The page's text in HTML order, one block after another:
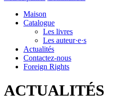
Maison
Catalogue
Les livres
Les auteur·e·s
Actualités
Contactez-nous
Foreign Rights
ACTUALITÉS